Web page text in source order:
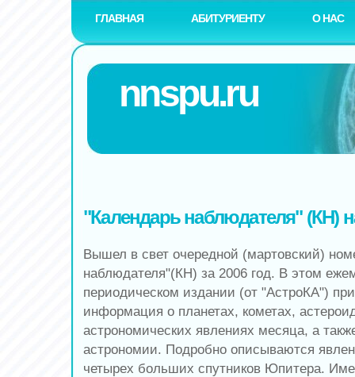
ГЛАВНАЯ АБИТУРИЕНТУ О НАС
nnspu.ru
"Календарь наблюдателя" (КН)
Вышел в свет очередной (мартовский)
наблюдателя"(КН) за 2006 год. В этом
периодическом издании (от "АстроКА")
информация о планетах, кометах,
астрономических явлениях месяца, а
астрономии. Подробно описываются
четырех больших спутников Юпитера.